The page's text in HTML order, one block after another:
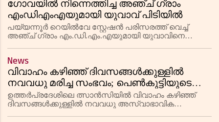
ഗോവയിൽ നിന്നെത്തിച്ച അഞ്ച് ഗ്രാം
എംഡിഎംഎയുമായി യുവാവ് പിടിയിൽ
പയ്യന്നൂർ റെയിൽവേ സ്റ്റേഷൻ പരിസരത്ത് വെച്ച്
അഞ്ച് ഗ്രാം എം.ഡി.എം.എയുമായി യുവാവിനെ
എത്തിച്ച് വിൽപന നടത്തുന്ന പ
News
വിവാഹം കഴിഞ്ഞ് ദിവസങ്ങൾക്കുള്ളിൽ
നവവധു മരിച്ച സംഭവം; പെൺകുട്ടിയുടെ
പ്രായം കേട്ട് ഞെട്ടി നാട്ടുകാർ
ഉത്തർപ്രദേശിലെ ത്സാൻസിയിൽ വിവാഹം കഴിഞ്ഞ്
ദിവസങ്ങൾക്കുള്ളിൽ നവവധു അസ്വാഭാവിക